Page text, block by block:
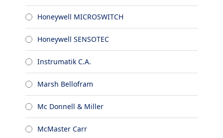
Honeywell MICROSWITCH
Honeywell SENSOTEC
Instrumatik C.A.
Marsh Bellofram
Mc Donnell & Miller
McMaster Carr